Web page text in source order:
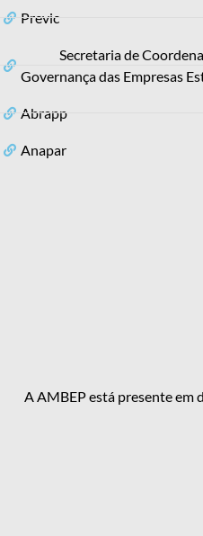
Previc
Secretaria de
Governança das Empresas
Abrapp
Anapar
A AMBEP está presente em